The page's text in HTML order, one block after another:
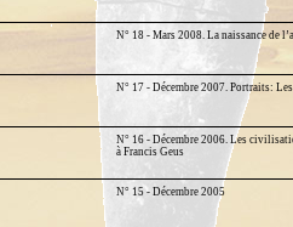
N° 18 - Mars 2008. La naissance de
N° 17 - Décembre 2007. Portraits:
N° 16 - Décembre 2006. Les
à Francis Geus
N° 15 - Décembre 2005